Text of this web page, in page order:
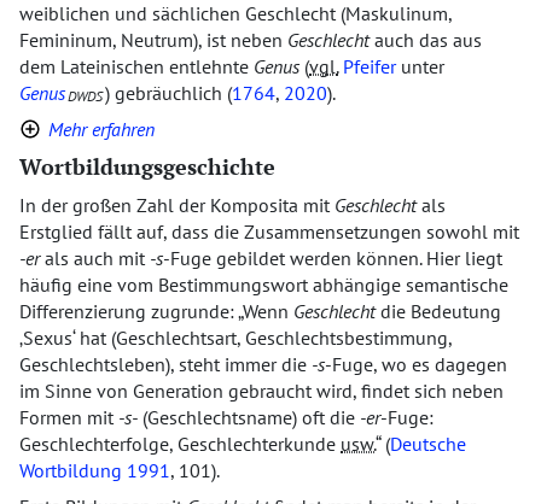
weiblichen und sächlichen Geschlecht (Maskulinum,
Femininum, Neutrum), ist neben Geschlechtauch das aus
dem Lateinischen entlehnte Genus (vgl. Pfeiferunter
GenusDWDS) gebräuchlich (1764, 2020).
Mehr erfahren
Wortbildungsgeschichte
In der großen Zahl der Komposita mit Geschlechtals
Erstglied fällt auf, dass die Zusammensetzungen sowohl mit
-erals auch mit -s-Fuge gebildet werden können. Hier liegt
häufig eine vom Bestimmungswort abhängige semantische
Differenzierung zugrunde: Wenn Geschlechtdie Bedeutung
Sexushat (Geschlechtsart, Geschlechtsbestimmung,
Geschlechtsleben), steht immer die -s-Fuge, wo es dagegen
im Sinne von Generation gebraucht wird, findet sich neben
Formen mit -s- (Geschlechtsname) oft die -er-Fuge:
Geschlechterfolge, Geschlechterkunde usw. (Deutsche
Wortbildung 1991, 101).